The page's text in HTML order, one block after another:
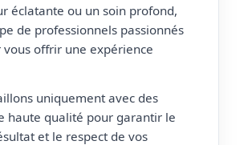
éclatante ou un soin profond,
de professionnels passionnés
vous offrir une expérience
uniquement avec des
haute qualité pour garantir le
et le respect de vos